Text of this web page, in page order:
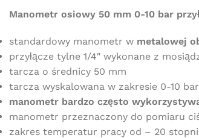
Manometr osiowy 50 mm 0-10 bar
standardowy manometr w metalowej
przyłącze tylne 1/4″ wykonane z
tarcza o średnicy 50 mm
tarcza wyskalowana w zakresie 0-10
manometr bardzo często
manometr przeznaczony do pomiaru
zakres temperatur pracy od – 20